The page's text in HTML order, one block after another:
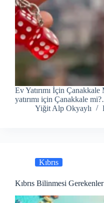
Ev Yatırımı İçin Çanakkale
yatırımı için Çanakkale
Yiğit Alp Okyaylı
Kıbrıs
Kıbrıs Bilinmesi Gerekenler